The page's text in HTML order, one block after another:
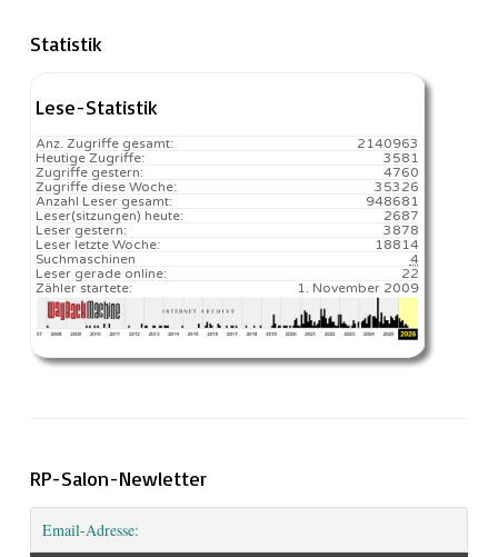
Statistik
Lese-Statistik
2140963
Anz. Zugriffe gesamt:
3581
Heutige Zugriffe:
4760
Zugriffe gestern:
35326
Zugriffe diese Woche:
948681
Anzahl Leser gesamt:
2687️
Leser(sitzungen) heute:
3878
Leser gestern:
18814️
Leser letzte Woche:
4
Suchmaschinen
22
Leser gerade online:
1. November 2009
Zähler startete:
RP-Salon-Newletter